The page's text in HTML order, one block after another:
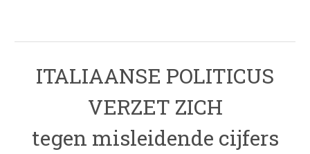
ITALIAANSE POLITICUS
VERZET ZICH
tegen misleidende cijfers